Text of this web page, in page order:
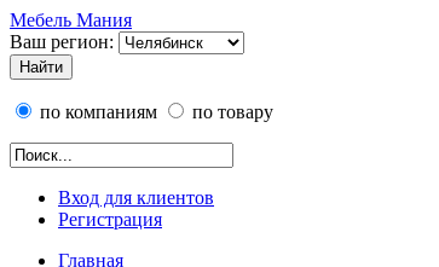
Мебель Мания
Ваш регион:
по компаниям по товару
Вход для клиентов
Регистрация
Главная